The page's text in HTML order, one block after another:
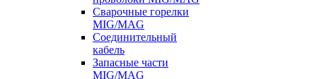
Сварочные горелки
MIG/MAG
Соединительный
кабель
Запасные части
MIG/MAG